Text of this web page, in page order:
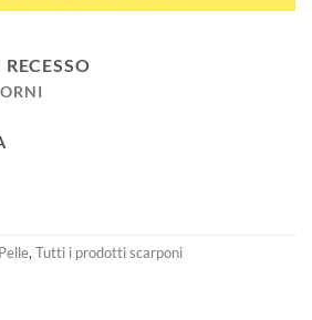
Pelle,Tutti i prodotti scarponi